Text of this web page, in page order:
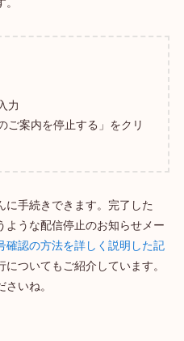
力
ご案内を停止する」をクリ
に手続きできます。完了した
ような配信停止のお知らせメー
確認の方法を詳しく説明した記
ついてもご紹介しています。
いね。